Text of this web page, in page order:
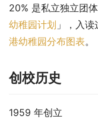
20% 是私立独立团
幼稚园计划 」，入
港幼稚园分布图表。
创校历史
1959 年创立